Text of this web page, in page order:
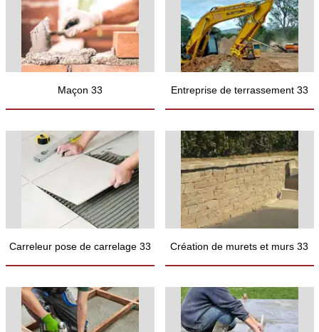
Maçon 33 Entreprise de terrassement 33
Carreleur pose de carrelage 33 Création de murets et murs 33